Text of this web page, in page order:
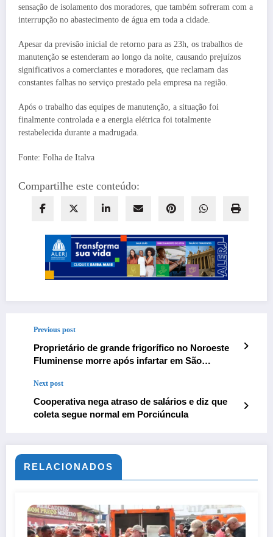
sensação de isolamento dos moradores, que também sofreram com a
interrupção no abastecimento de água em toda a cidade.
Apesar da previsão inicial de retorno para as 23h, os trabalhos de
manutenção se estenderam ao longo da noite, causando prejuízos
significativos a comerciantes e moradores, que reclamam das
constantes falhas no serviço prestado pela empresa na região.
Após o trabalho das equipes de manutenção, a situação foi
finalmente controlada e a energia elétrica foi totalmente
restabelecida durante a madrugada.
Fonte: Folha de Italva
Compartilhe este conteúdo:
Previous post
Proprietário de grande frigorífico no Noroeste
Fluminense morre após infartar em São
Next post
Cooperativa nega atraso de salários e diz que
coleta segue normal em Porciúncula
RELACIONADOS